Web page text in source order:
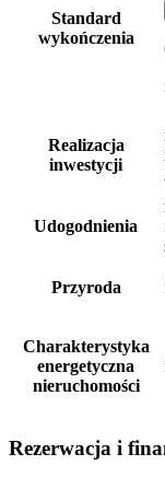
Standard
wykończenia
Realizacja
inwestycji
Udogodnienia
Przyroda
Charakterystyka
energetyczna
nieruchomości
Rezerwacja i